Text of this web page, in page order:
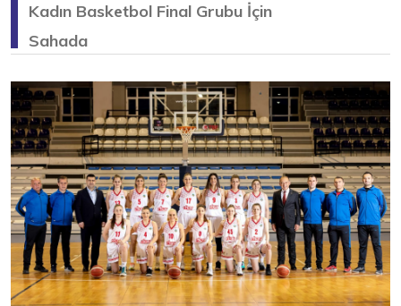
Kadın Basketbol Final Grubu İçin
Sahada